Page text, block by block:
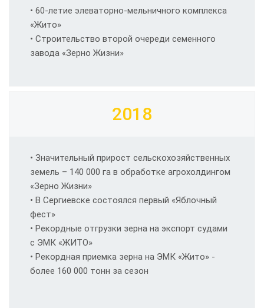
• 60-летие элеваторно-мельничного комплекса
«Жито»
• Строительство второй очереди семенного
завода «Зерно Жизни»
2018
• Значительный прирост сельскохозяйственных
земель – 140 000 га в обработке агрохолдингом
«Зерно Жизни»
• В Сергиевске состоялся первый «Яблочный
фест»
• Рекордные отгрузки зерна на экспорт судами
с ЭМК «ЖИТО»
• Рекордная приемка зерна на ЭМК «Жито» -
более 160 000 тонн за сезон